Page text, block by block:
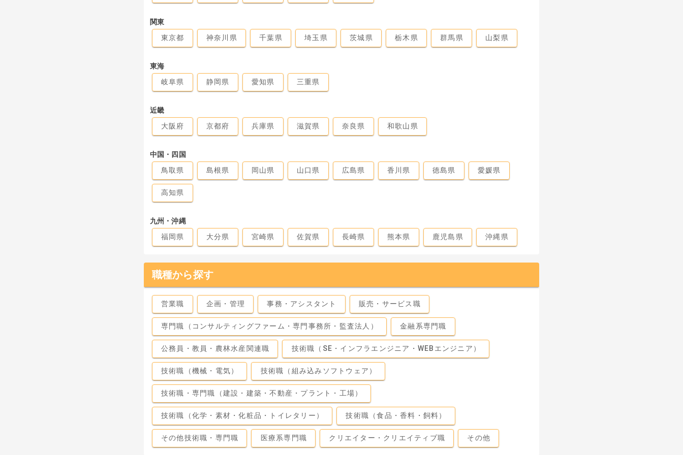
関東
東京都
神奈川県 千葉県 埼玉県 茨城県 栃木県 群馬県 山梨県
東海
岐阜県
静岡県 愛知県 三重県
近畿
大阪府
京都府 兵庫県 滋賀県 奈良県 和歌山県
中国・四国
鳥取県
島根県 岡山県 山口県 広島県 香川県 徳島県 愛媛県
高知県
九州・沖縄
福岡県
大分県 宮崎県 佐賀県 長崎県 熊本県 鹿児島県 沖縄県
職種から探す
営業職 企画・管理 事務・アシスタント 販売・サービス職
専門職（コンサルティングファーム・専門事務所・監査法人） 金融系専門職
公務員・教員・農林水産関連職 技術職（SE・インフラエンジニア・WEBエンジニア）
技術職（機械・電気） 技術職（組み込みソフトウェア）
技術職・専門職（建設・建築・不動産・プラント・工場）
技術職（化学・素材・化粧品・トイレタリー） 技術職（食品・香料・飼料）
その他技術職・専門職 医療系専門職 クリエイター・クリエイティブ職 その他